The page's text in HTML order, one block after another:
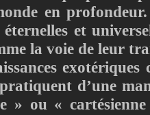
en
et
la voie de leur
exotériques
d’une
» ou «